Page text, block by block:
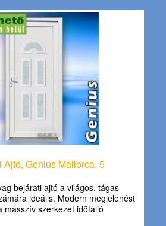
Ajtó, Genius Mallorca, 5
bejárati ajtó a világos, tágas
ideális. Modern megjelenést
masszív szerkezet időtálló